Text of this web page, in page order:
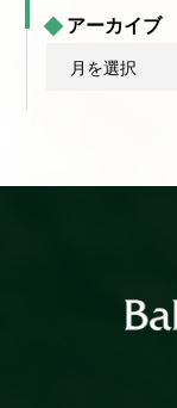
アーカイブ
ブ